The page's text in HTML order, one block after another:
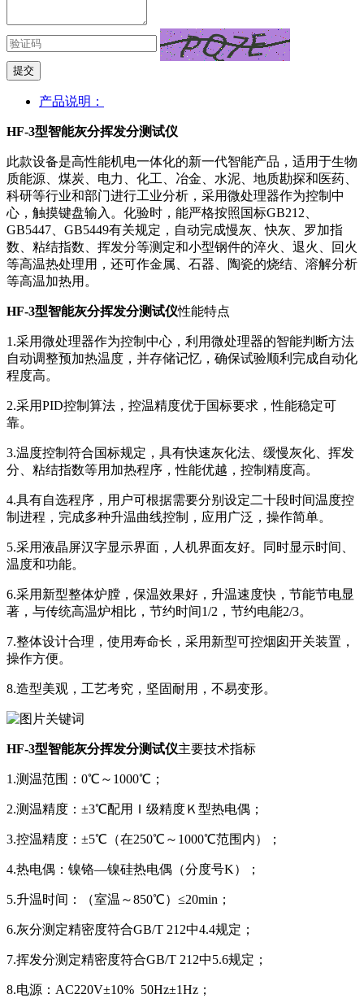
提交
产品说明：
HF-3型智能灰分挥发分测试仪
此款设备是高性能机电一体化的新一代智能产品，适用于生物
质能源、煤炭、电力、化工、冶金、水泥、地质勘探和医药、
科研等行业和部门进行工业分析，采用微处理器作为控制中
心，触摸键盘输入。化验时，能严格按照国标GB212、
GB5447、GB5449有关规定，自动完成慢灰、快灰、罗加指
数、粘结指数、挥发分等测定和小型钢件的淬火、退火、回火
等高温热处理用，还可作金属、石器、陶瓷的烧结、溶解分析
等高温加热用。
HF-3型智能灰分挥发分测试仪性能特点
1.采用微处理器作为控制中心，利用微处理器的智能判断方法
自动调整预加热温度，并存储记忆，确保试验顺利完成自动化
程度高。
2.采用PID控制算法，控温精度优于国标要求，性能稳定可
靠。
3.温度控制符合国标规定，具有快速灰化法、缓慢灰化、挥发
分、粘结指数等用加热程序，性能优越，控制精度高。
4.具有自选程序，用户可根据需要分别设定二十段时间温度控
制进程，完成多种升温曲线控制，应用广泛，操作简单。
5.采用液晶屏汉字显示界面，人机界面友好。同时显示时间、
温度和功能。
6.采用新型整体炉膛，保温效果好，升温速度快，节能节电显
著，与传统高温炉相比，节约时间1/2，节约电能2/3。
7.整体设计合理，使用寿命长，采用新型可控烟囱开关装置，
操作方便。
8.造型美观，工艺考究，坚固耐用，不易变形。
HF-3型智能灰分挥发分测试仪主要技术指标
1.测温范围：0℃～1000℃；
2.测温精度：±3℃配用Ｉ级精度Ｋ型热电偶；
3.控温精度：±5℃（在250℃～1000℃范围内）；
4.热电偶：镍铬—镍硅热电偶（分度号K）；
5.升温时间：（室温～850℃）≤20min；
6.灰分测定精密度符合GB/T 212中4.4规定；
7.挥发分测定精密度符合GB/T 212中5.6规定；
8.电源：AC220V±10% 50Hz±1Hz；